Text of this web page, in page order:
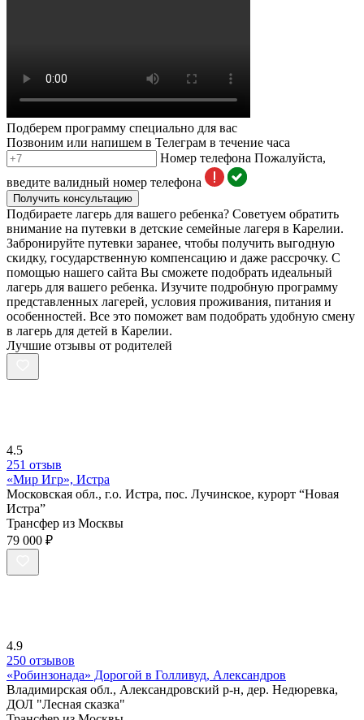
Подберем программу специально для вас
Позвоним или напишем в Телеграм в течение часа
Номер телефона Пожалуйста,
введите валидный номер телефона
Получить консультацию
Подбираете лагерь для вашего ребенка? Советуем обратить
внимание на путевки в детские семейные лагеря в Карелии.
Забронируйте путевки заранее, чтобы получить выгодную
скидку, государственную компенсацию и даже рассрочку. С
помощью нашего сайта Вы сможете подобрать идеальный
лагерь для вашего ребенка. Изучите подробную программу
представленных лагерей, условия проживания, питания и
особенностей. Все это поможет вам подобрать удобную смену
в лагерь для детей в Карелии.
Лучшие отзывы от родителей
4.5
251 отзыв
«Мир Игр», Истра
Московская обл., г.о. Истра, пос. Лучинское, курорт “Новая
Истра”
Трансфер из Москвы
79 000 ₽
4.9
250 отзывов
«Робинзонада» Дорогой в Голливуд, Александров
Владимирская обл., Александровский р-н, дер. Недюревка,
ДОЛ "Лесная сказка"